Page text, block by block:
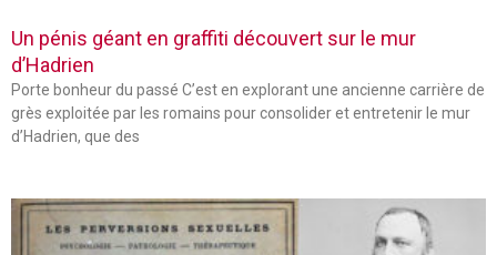
Un pénis géant en graffiti découvert sur le mur
d’Hadrien
Porte bonheur du passé C’est en explorant une ancienne carrière de
grès exploitée par les romains pour consolider et entretenir le mur
d’Hadrien, que des